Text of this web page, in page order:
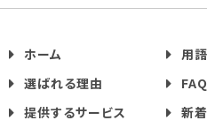
ホーム
選ばれる理由
提供するサービス
用
FAQ
新